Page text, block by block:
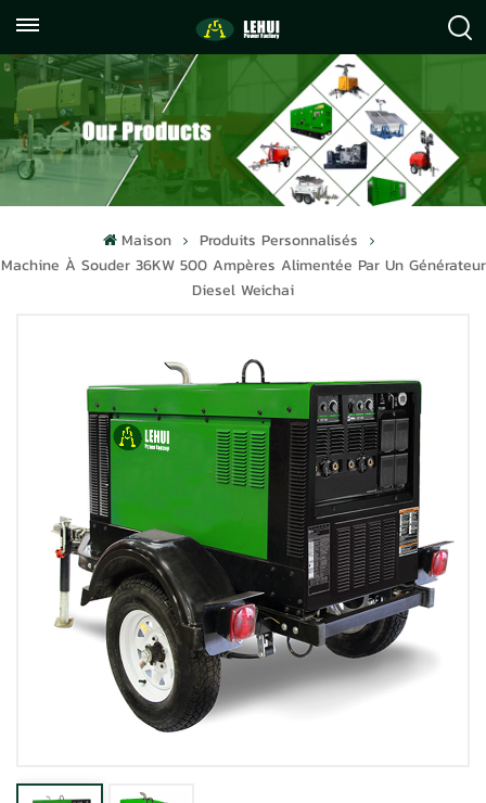
059122071372
info@lehuipowerfactory.com
Maison
Produits Personnalisés
Machine À Souder 36KW 500 Ampères Alimentée Par Un Générateur
Diesel Weichai